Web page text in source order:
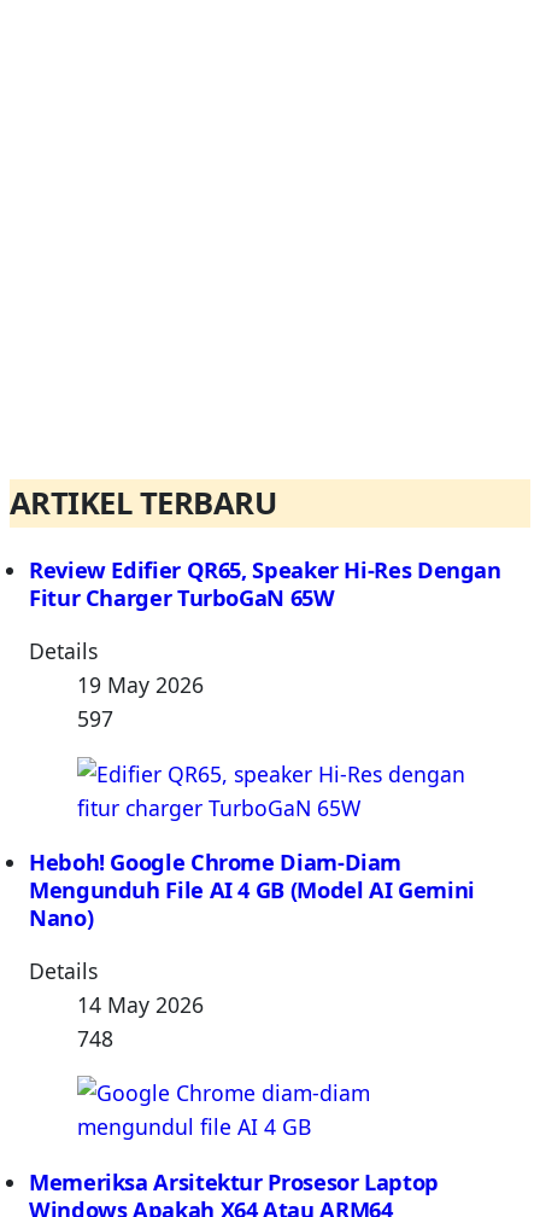
ARTIKEL TERBARU
Review Edifier QR65, Speaker Hi-Res Dengan
Fitur Charger TurboGaN 65W
Details
19 May 2026
597
Heboh! Google Chrome Diam-Diam
Mengunduh File AI 4 GB (Model AI Gemini
Nano)
Details
14 May 2026
748
Memeriksa Arsitektur Prosesor Laptop
Windows Apakah X64 Atau ARM64